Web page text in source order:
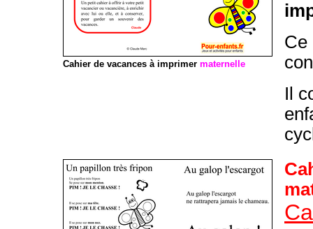
Cahier de vacances à imprimer maternelle
Ce
Il